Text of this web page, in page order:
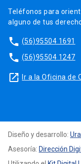
Teléfonos para
alguno de tus
phone (56)95504 1691
phone (56)95504 1247
launch Ir a la Oficina de
Diseño y desarrollo:
Asesoría: Dirección